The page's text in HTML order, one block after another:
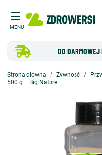
MENU
DO
Strona główna Żywność
500 g – Big Nature